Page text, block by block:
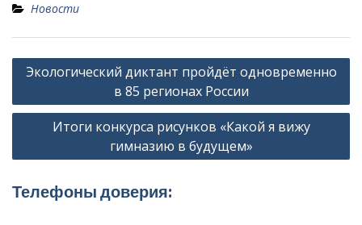
Новости
Навигация
записям
Экологический диктант пройдёт одновременно
в 85 регионах России
Итоги конкурса рисунков «Какой я вижу
гимназию в будущем»
Телефоны доверия: